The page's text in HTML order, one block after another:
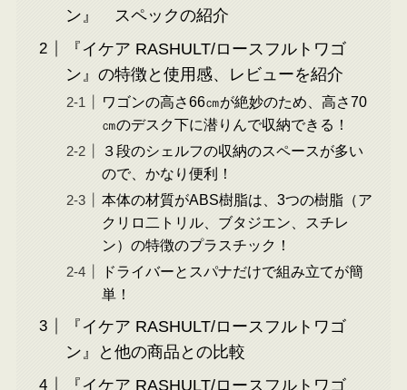
ン』 スペックの紹介
『イケア RASHULT/ロースフルトワゴ
ン』の特徴と使用感、レビューを紹介
ワゴンの高さ66㎝が絶妙のため、高さ70
㎝のデスク下に潜りんで収納できる！
３段のシェルフの収納のスペースが多い
ので、かなり便利！
本体の材質がABS樹脂は、3つの樹脂（ア
クリロ二トリル、ブタジエン、スチレ
ン）の特徴のプラスチック！
ドライバーとスパナだけで組み立てが簡
単！
『イケア RASHULT/ロースフルトワゴ
ン』と他の商品との比較
『イケア RASHULT/ロースフルトワゴ